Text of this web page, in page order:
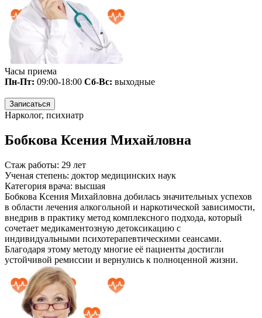
Часы приема
Пн-Пт: 09:00-18:00 Сб-Вс: выходные
Записаться
Нарколог, психиатр
Бобкова Ксения Михайловна
Стаж работы: 29 лет
Ученая степень: доктор медицинских наук
Категория врача: высшая
Бобкова Ксения Михайловна добилась значительных успехов
в области лечения алкогольной и наркотической зависимости,
внедрив в практику метод комплексного подхода, который
сочетает медикаментозную детоксикацию с
индивидуальными психотерапевтическими сеансами.
Благодаря этому методу многие её пациенты достигли
устойчивой ремиссии и вернулись к полноценной жизни.